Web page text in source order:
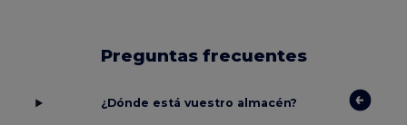
Preguntas frecuentes
¿Dónde está vuestro almacén?